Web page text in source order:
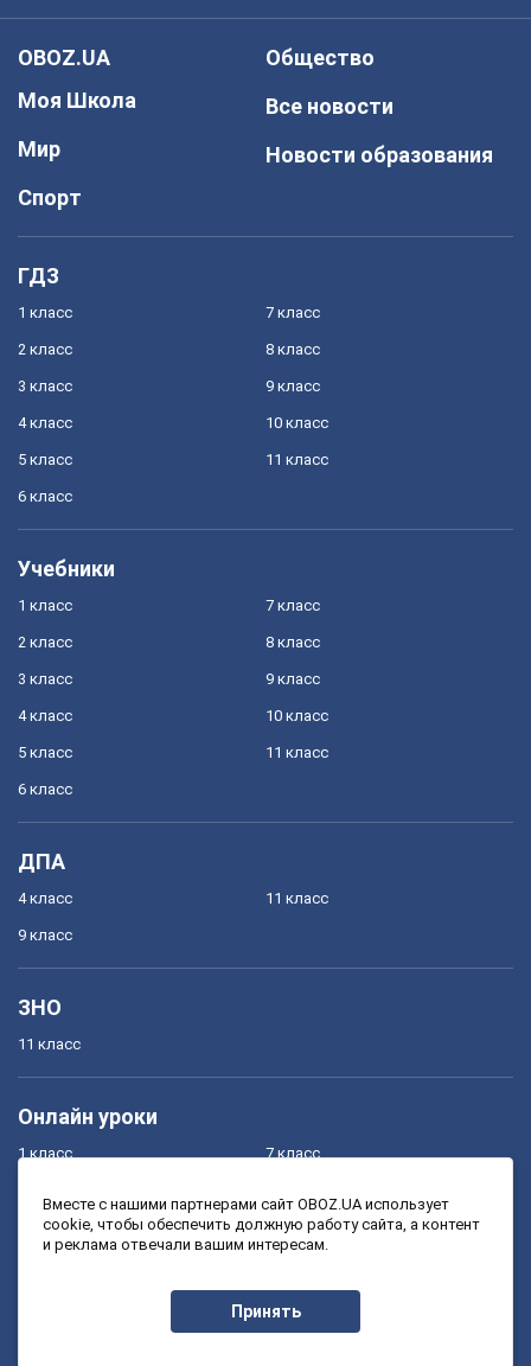
OBOZ.UA
Моя Школа
Мир
Спорт
Общество
Все новости
Новости образования
ГДЗ
1 класс
2 класс
3 класс
4 класс
5 класс
6 класс
7 класс
8 класс
9 класс
10 класс
11 класс
Учебники
1 класс
2 класс
3 класс
4 класс
5 класс
6 класс
7 класс
8 класс
9 класс
10 класс
11 класс
ДПА
4 класс
9 класс
11 класс
ЗНО
11 класс
Онлайн уроки
1 класс
3 класс
7 класс
9 класс
Вместе с нашими партнерами сайт OBOZ.UA использует
cookie, чтобы обеспечить должную работу сайта, а контент
и реклама отвечали вашим интересам.
Принять